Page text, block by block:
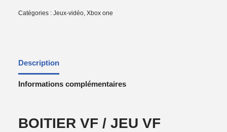
Catégories :Jeux-vidéo,Xbox one
Description
Informations complémentaires
BOITIER VF / JEU VF